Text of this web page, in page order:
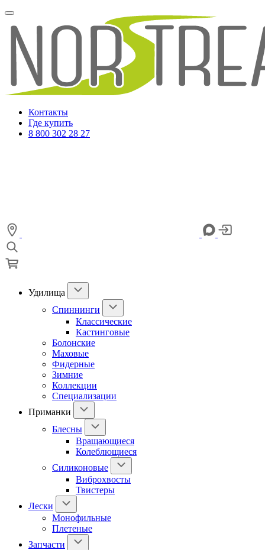
Контакты
Где купить
8 800 302 28 27
Удилища
Спиннинги
Классические
Кастинговые
Болонские
Маховые
Фидерные
Зимние
Коллекции
Специализации
Приманки
Блесны
Вращающиеся
Колеблющиеся
Силиконовые
Виброхвосты
Твистеры
Лески
Монофильные
Плетеные
Запчасти